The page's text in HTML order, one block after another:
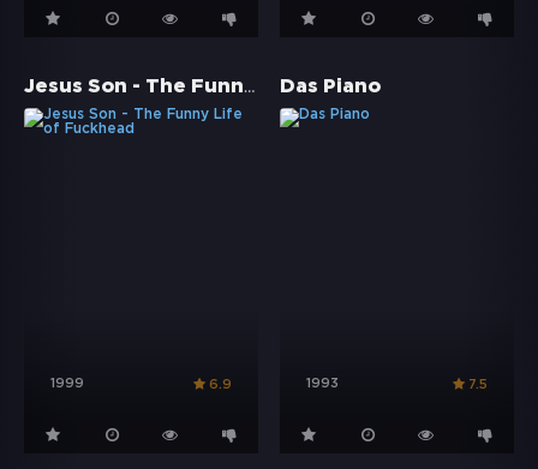
Jesus Son - The Funny Life of Fuckhead
1999 6.9
Das Piano
1993 7.5